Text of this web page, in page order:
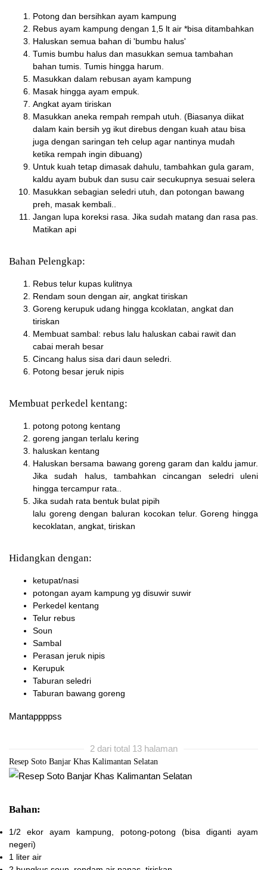
Potong dan bersihkan ayam kampung
Rebus ayam kampung dengan 1,5 lt air *bisa ditambahkan
Haluskan semua bahan di 'bumbu halus'
Tumis bumbu halus dan masukkan semua tambahan
bahan tumis. Tumis hingga harum.
Masukkan dalam rebusan ayam kampung
Masak hingga ayam empuk.
Angkat ayam tiriskan
Masukkan aneka rempah rempah utuh. (Biasanya diikat
dalam kain bersih yg ikut direbus dengan kuah atau bisa
juga dengan saringan teh celup agar nantinya mudah
ketika rempah ingin dibuang)
Untuk kuah tetap dimasak dahulu, tambahkan gula garam,
kaldu ayam bubuk dan susu cair secukupnya sesuai selera
Masukkan sebagian seledri utuh, dan potongan bawang
preh, masak kembali..
Jangan lupa koreksi rasa. Jika sudah matang dan rasa pas.
Matikan api
Bahan Pelengkap:
Rebus telur kupas kulitnya
Rendam soun dengan air, angkat tiriskan
Goreng kerupuk udang hingga kcoklatan, angkat dan
tiriskan
Membuat sambal: rebus lalu haluskan cabai rawit dan
cabai merah besar
Cincang halus sisa dari daun seledri.
Potong besar jeruk nipis
Membuat perkedel kentang:
potong potong kentang
goreng jangan terlalu kering
haluskan kentang
Haluskan bersama bawang goreng garam dan kaldu jamur.
Jika sudah halus, tambahkan cincangan seledri uleni
hingga tercampur rata..
Jika sudah rata bentuk bulat pipih
lalu goreng dengan baluran kocokan telur. Goreng hingga
kecoklatan, angkat, tiriskan
Hidangkan dengan:
ketupat/nasi
potongan ayam kampung yg disuwir suwir
Perkedel kentang
Telur rebus
Soun
Sambal
Perasan jeruk nipis
Kerupuk
Taburan seledri
Taburan bawang goreng
Mantappppss
2 dari total 13 halaman
Resep Soto Banjar Khas Kalimantan Selatan
Bahan:
1/2 ekor ayam kampung, potong-potong (bisa diganti ayam
negeri)
1 liter air